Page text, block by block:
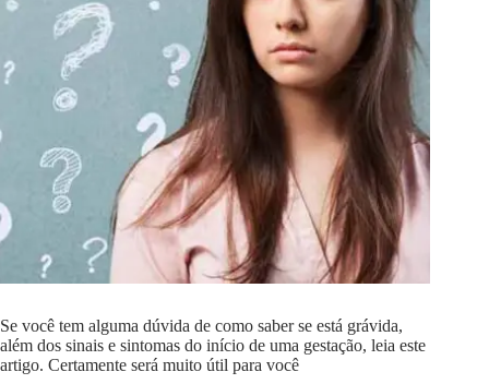
Se você tem alguma dúvida de como saber se está grávida,
além dos sinais e sintomas do início de uma gestação, leia este
artigo. Certamente será muito útil para você